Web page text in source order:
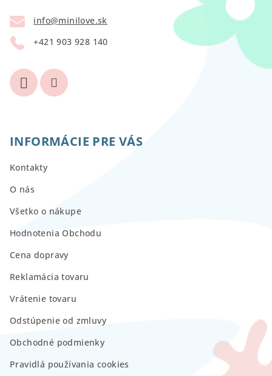
info@minilove.sk
+421 903 928 140
INFORMÁCIE PRE VÁS
Kontakty
O nás
Všetko o nákupe
Hodnotenia Obchodu
Cena dopravy
Reklamácia tovaru
Vrátenie tovaru
Odstúpenie od zmluvy
Obchodné podmienky
Pravidlá používania cookies